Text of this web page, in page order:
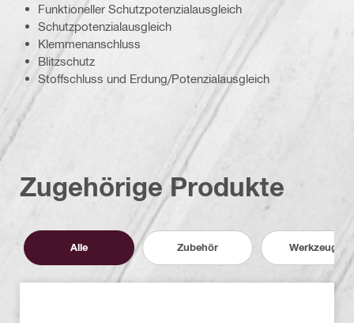
Funktioneller Schutzpotenzialausgleich
Schutzpotenzialausgleich
Klemmenanschluss
Blitzschutz
Stoffschluss und Erdung/Potenzialausgleich
Zugehörige Produkte
Alle Zubehör Werkzeuge